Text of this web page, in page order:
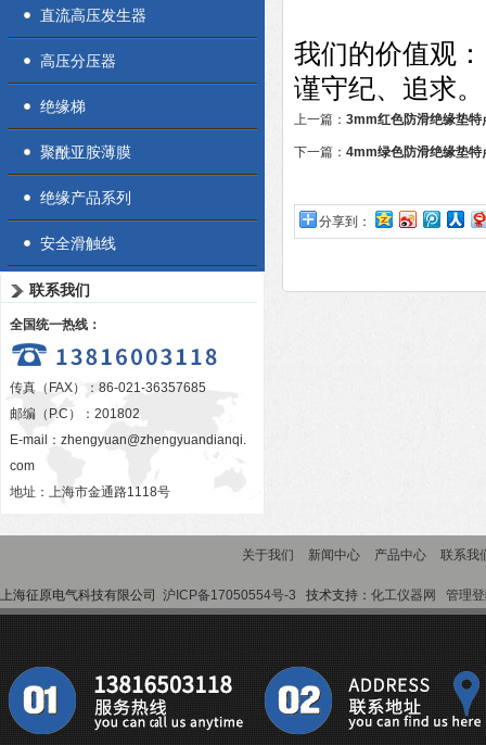
直流高压发生器
高压分压器
绝缘梯
聚酰亚胺薄膜
绝缘产品系列
安全滑触线
联系我们
全国统一热线：
传真（FAX）：86-021-36357685
邮编（P.C）：201802
E-mail： zhengyuan@zhengyuandianqi.
com
地址：上海市金通路1118号
我们的价值观
谨守纪、追求。
上一篇： 3mm红色防滑绝缘垫特
下一篇： 4mm绿色防滑绝缘垫特
分享到：
关于我们 新闻中心 产品中心 联系我
上海征原电气科技有限公司 沪ICP备17050554号-3 技术支持： 化工仪器网 管理